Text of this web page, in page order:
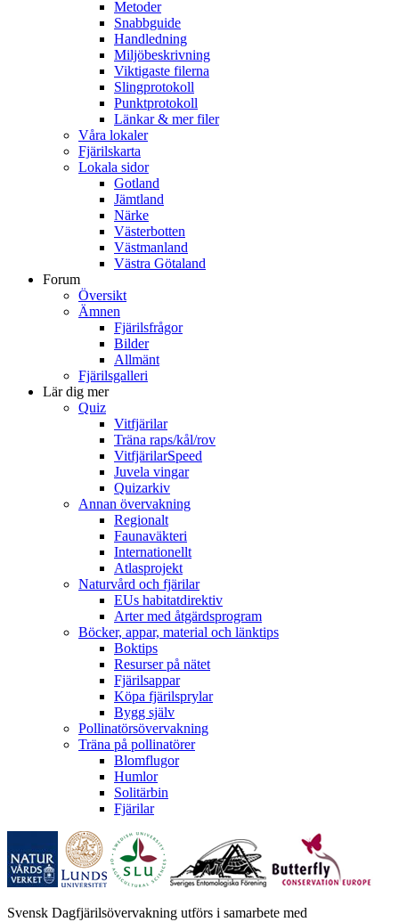
Metoder
Snabbguide
Handledning
Miljöbeskrivning
Viktigaste filerna
Slingprotokoll
Punktprotokoll
Länkar & mer filer
Våra lokaler
Fjärilskarta
Lokala sidor
Gotland
Jämtland
Närke
Västerbotten
Västmanland
Västra Götaland
Forum
Översikt
Ämnen
Fjärilsfrågor
Bilder
Allmänt
Fjärilsgalleri
Lär dig mer
Quiz
Vitfjärilar
Träna raps/kål/rov
VitfjärilarSpeed
Juvela vingar
Quizarkiv
Annan övervakning
Regionalt
Faunaväkteri
Internationellt
Atlasprojekt
Naturvård och fjärilar
EUs habitatdirektiv
Arter med åtgärdsprogram
Böcker, appar, material och länktips
Boktips
Resurser på nätet
Fjärilsappar
Köpa fjärilsprylar
Bygg själv
Pollinatörsövervakning
Träna på pollinatörer
Blomflugor
Humlor
Solitärbin
Fjärilar
Svensk Dagfjärilsövervakning utförs i samarbete med